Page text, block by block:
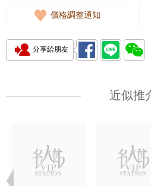
價格調整通知
分享給朋友
近似推